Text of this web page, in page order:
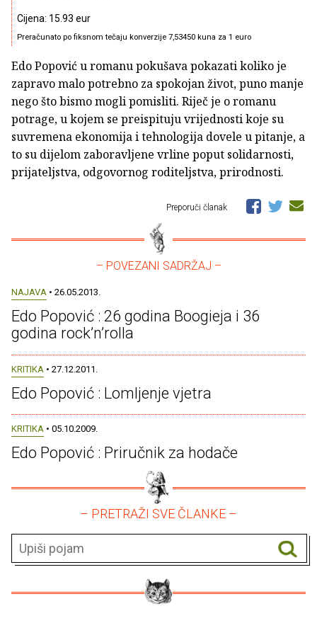
Cijena: 15.93 eur
Preračunato po fiksnom tečaju konverzije 7,53450 kuna za 1 euro
Edo Popović u romanu pokušava pokazati koliko je
zapravo malo potrebno za spokojan život, puno manje
nego što bismo mogli pomisliti. Riječ je o romanu
potrage, u kojem se preispituju vrijednosti koje su
suvremena ekonomija i tehnologija dovele u pitanje, a
to su dijelom zaboravljene vrline poput solidarnosti,
prijateljstva, odgovornog roditeljstva, prirodnosti.
Preporuči članak
– POVEZANI SADRŽAJ –
NAJAVA • 26.05.2013.
Edo Popović : 26 godina Boogieja i 36
godina rock’n’rolla
KRITIKA • 27.12.2011.
Edo Popović : Lomljenje vjetra
KRITIKA • 05.10.2009.
Edo Popović : Priručnik za hodače
– PRETRAŽI SVE ČLANKE –